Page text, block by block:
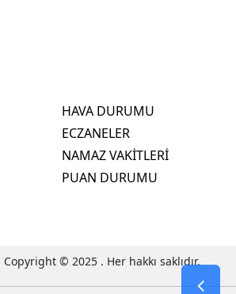
HAVA DURUMU
ECZANELER
NAMAZ VAKİTLERİ
PUAN DURUMU
Copyright © 2025 . Her hakkı saklıdır.